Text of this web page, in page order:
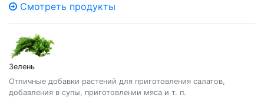
Смотреть продукты
Зелень
Отличные добавки растений для приготовления салатов,
добавления в супы, приготовлении мяса и т. п.